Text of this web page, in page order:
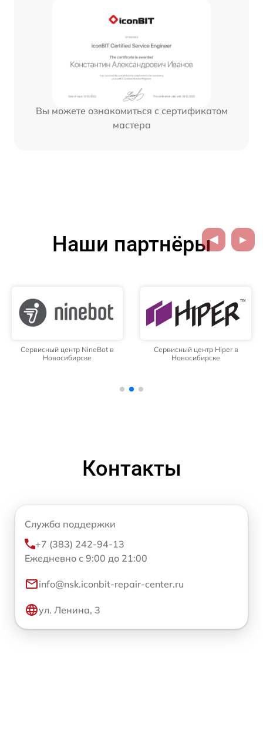
Вы можете ознакомиться с сертификатом
мастера
Наши партнёры
Сервисный центр NineBot в
Новосибирске
Сервисный центр Hiper в
Новосибирске
Контакты
Служба поддержки
+7 (383) 242-94-13
Ежедневно с 9:00 до 21:00
info@nsk.iconbit-repair-center.ru
ул. Ленина, 3